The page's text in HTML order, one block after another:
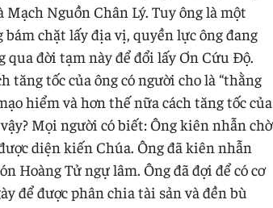
Nguồn Chân Lý. Tuy ông là một
chặt lấy địa vị, quyền lực ông đang
đời tạm này để đổi lấy Ơn Cứu Độ.
tăng tốc của ông có người cho là “thằng
hiểm và hơn thế nữa cách tăng tốc của
Mọi người có biết: Ông kiên nhẫn chờ
diện kiến Chúa. Ông đã kiên nhẫn
Hoàng Tử ngự lâm. Ông đã đợi để có cơ
để được phân chia tài sản và đền bù